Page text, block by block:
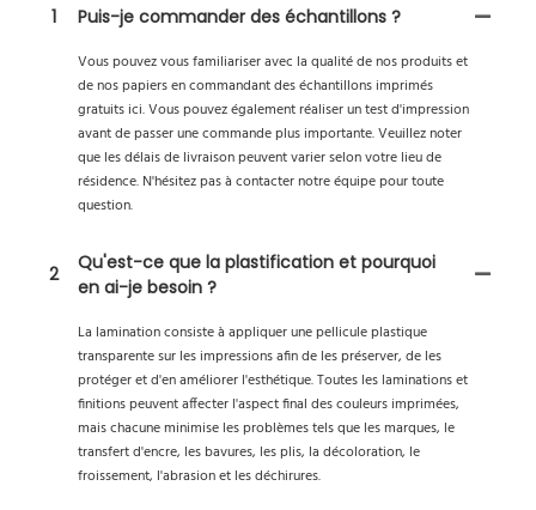
1
Puis-je commander des échantillons ?
Vous pouvez vous familiariser avec la qualité de nos produits et
de nos papiers en commandant des échantillons imprimés
gratuits ici. Vous pouvez également réaliser un test d'impression
avant de passer une commande plus importante. Veuillez noter
que les délais de livraison peuvent varier selon votre lieu de
résidence. N'hésitez pas à contacter notre équipe pour toute
question.
2
Qu'est-ce que la plastification et pourquoi
en ai-je besoin ?
La lamination consiste à appliquer une pellicule plastique
transparente sur les impressions afin de les préserver, de les
protéger et d'en améliorer l'esthétique. Toutes les laminations et
finitions peuvent affecter l'aspect final des couleurs imprimées,
mais chacune minimise les problèmes tels que les marques, le
transfert d'encre, les bavures, les plis, la décoloration, le
froissement, l'abrasion et les déchirures.